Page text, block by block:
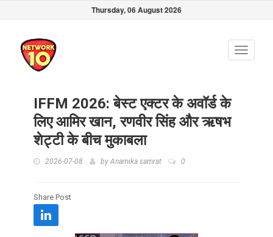
Thursday, 06 August 2026
Toggle
IFFM 2026: बेस्ट एक्टर के अवॉर्ड के
लिए आमिर खान, रणवीर सिंह और ऋषभ
शेट्टी के बीच मुकाबला
2026-07-08 by Anamika samrat 0
Share Post